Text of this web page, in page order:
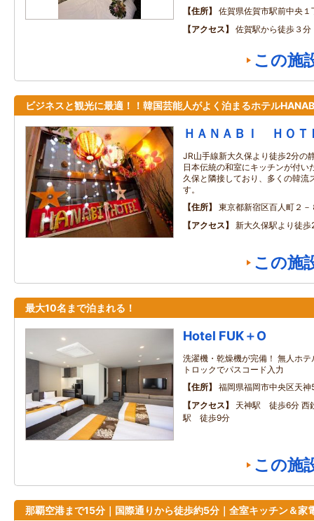
住所
佐賀県佐賀市駅前中央
アクセス
佐賀駅から徒歩３分
この施
ビジネスと観光に最適！！韓国芸能人がよく泊まるホテル
ＨＡＮＡＢＩ ＨＯＴ
JR山手線新大久保より徒歩2分の
日本伝統の和室にキッチンが付い
久保と隣接しており、多くの韓流
す。
住所
東京都新宿区百人町２－
アクセス
新大久保駅より徒歩
この施
最大10名まで泊まれる！
Hotel FUK＋O
洗濯機・乾燥機が完備！ 無人ホ
トロックでパスコード入力
住所
福岡県福岡市中央区天
アクセス
天神駅 徒歩6分 西
駅 徒歩9分
この施
那覇空港まで15分｜国際通りから徒歩約5分｜全室キッチン＆家